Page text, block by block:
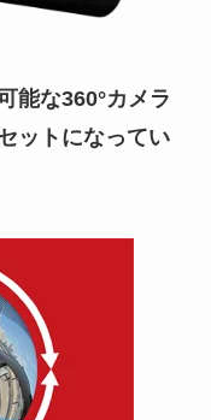
能な360°カメラ
ットになってい